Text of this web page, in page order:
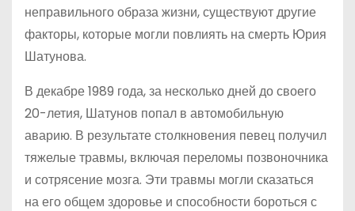
неправильного образа жизни, существуют другие
факторы, которые могли повлиять на смерть Юрия
Шатунова.
В декабре 1989 года, за несколько дней до своего
20-летия, Шатунов попал в автомобильную
аварию. В результате столкновения певец получил
тяжелые травмы, включая переломы позвоночника
и сотрясение мозга. Эти травмы могли сказаться
на его общем здоровье и способности бороться с